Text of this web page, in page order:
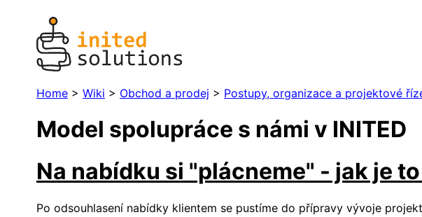
Home > Wiki > Obchod a prodej > Postupy, organizace a projektové
Model spolupráce s námi v INITED
Na nabídku si "plácneme" - jak je
Po odsouhlasení nabídky klientem se pustíme do přípravy vývoje